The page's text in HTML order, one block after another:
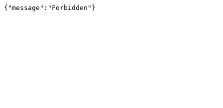
{"message":"Forbidden"}